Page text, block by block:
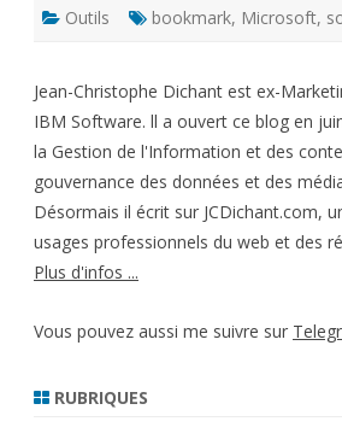
Outils bookmark, Microsoft,
Jean-Christophe Dichant est ex-
IBM Software. ll a ouvert ce blog en
la Gestion de l'Information et des
gouvernance des données et des
Désormais il écrit sur JCDichant.com,
usages professionnels du web et des
Plus d'infos ...
Vous pouvez aussi me suivre sur
RUBRIQUES